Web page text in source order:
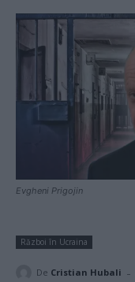
Evgheni Prigojin
Război în Ucraina
De Cristian Hubali -